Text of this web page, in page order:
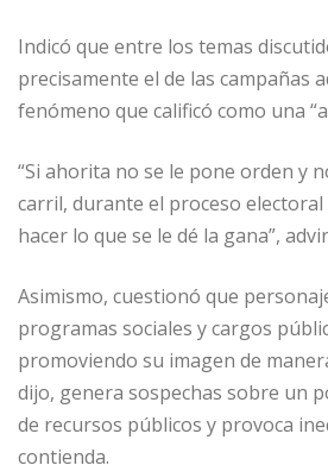
Indicó que entre los temas
precisamente el de las campañas
fenómeno que calificó como una
“Si ahorita no se le pone orden y
carril, durante el proceso
hacer lo que se le dé la gana”,
Asimismo, cuestionó que
programas sociales y cargos
promoviendo su imagen de
dijo, genera sospechas sobre un
de recursos públicos y provoca
contienda.